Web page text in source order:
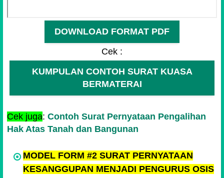
DOWNLOAD FORMAT PDF
Cek :
KUMPULAN CONTOH SURAT KUASA
BERMATERAI
Cek juga: Contoh Surat Pernyataan Pengalihan
Hak Atas Tanah dan Bangunan
MODEL FORM #2 SURAT PERNYATAAN
KESANGGUPAN MENJADI PENGURUS OSIS